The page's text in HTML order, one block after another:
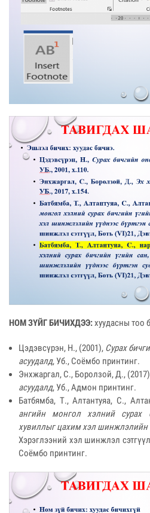
НОМ ЗҮЙГ БИЧИХДЭЭ:хуудасны тоо
Цэдэвсүрэн, Н., (2001), Сурах
асуудалд, Уб., Соёмбо принтинг.
Энхжаргал, С., Боролзой, Д.,
асуудалд, Уб., Адмон принтинг.
Батбямба, Т., Алтантуяа, С.,
ангийн монгол хэлний сурах
хувиллыг цахим хэл шинжлэлийн
Хэрэглээний хэл шинжлэл
Соёмбо принтинг.